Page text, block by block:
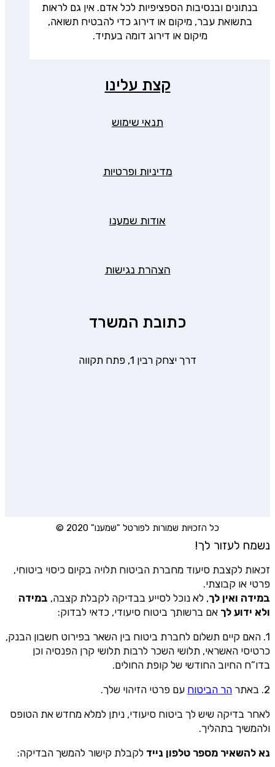
בנתונים ובנסיבות הספציפיות לכל אדם. אין גם לראות
בתשואת עבר, מיקום או דירוג כדי להבטיח תשואה,
מיקום או דירוג דומה בעתיד.
קצת עלינו
תנאי שימוש
מדיניות ופרטיות
אודות שמענו
הצהרת נגישות
כתובת המשרד
דרך יצחק רבין 1, פתח תקווה
כל הזכויות שמורות לפורטל "שמענו" 2020 ©
נשמח לעזור לך!
זכאות לקצבת סיעוד מחברת הביטוח תלויה בקיום כיסוי ביטוחי,
פרטי או קבוצתי.
במידה ואין לך, לא נוכל לסייע בבדיקה לקבלת קצבה, במידה
ולא ידוע לך אם ברשותך ביטוח סיעודי, כדאי לבדוק:
1. האם קיים תשלום לחברת ביטוח בין השאר בפירוט חשבון הבנק,
כרטיסי האשראי, תלושי השכר לרבות תלושי קרן הפנסיה וכן
בדו”ח החיוב החודשי של קופת החולים.
2. באתר
הר הביטוח עם פרטי הזיהוי שלך.
לאחר בדיקה שיש לך ביטוח סיעודי, ניתן למלא מחדש את הטופס
ולהמשיך בתהליך.
נא להשאיר מספר טלפון נייד לקבלת קישור להמשך הבדיקה: